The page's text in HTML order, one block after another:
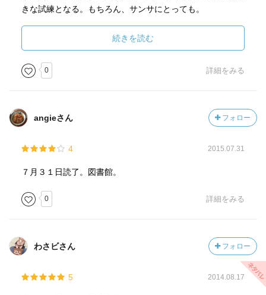
きな試練となる。もちろん、サンサにとっても。
他方、ティリオンの兄、サーセイの双子の弟のジェイミ
ーは、スターク家の捕囚となっている。夫エダードを失っ
たキャトリン・スタークは、息子の〈北の王〉ロブが戦死
することを恐れている。そこにウィンターフェル城が落と
悲嘆に暮れつつ、宮廷にいるはずの長女サンサと次女アリ
アを救出すべく、人質交換のため、独断でジェイミーを王
エニー。彼女はもともと前の王ロバートの弟レンリー・バ
ランシオンに忠誠を誓っていたが、レンリーがスタニスの
入ったのだ。
ここにおいて冷酷な貴族風にしか見えなかったジェイミ
になっていく。すなわち、ジェイミーは姉サーセイへの道
ならぬ愛に殉じているのである。その点で彼もまた父タイ
ウィンの忠実な息子ではなく、また愛に囚われた男である
ことがわかる。
続きを読む
0 詳細をみる
angieさん フォロー
4 2015.07.31
７月３１日読了。図書館。
0 詳細をみる
わさビさん フォロー
5 2014.08.17